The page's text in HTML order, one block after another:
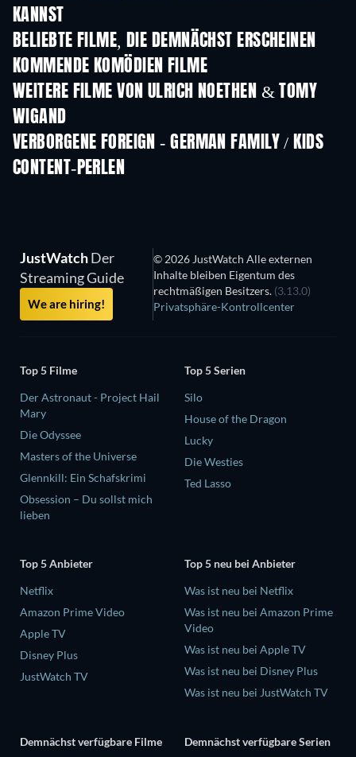
KANNST
BELIEBTE FILME, DIE DEMNÄCHST ERSCHEINEN
KOMMENDE KOMÖDIEN FILME
WEITERE FILME VON ULRICH NOETHEN & TOMY
WIGAND
VERBORGENE FOREIGN - GERMAN FAMILY / KIDS
CONTENT-PERLEN
JustWatchDer
Streaming Guide
We are hiring!
© 2026 JustWatch Alle externen
Inhalte bleiben Eigentum des
rechtmäßigen Besitzers. (3.13.0)
Privatsphäre-Kontrollcenter
Top 5 Filme
Der Astronaut - Project Hail
Mary
Die Odyssee
Masters of the Universe
Glennkill: Ein Schafskrimi
Obsession – Du sollst mich
lieben
Top 5 Serien
Silo
House of the Dragon
Lucky
Die Westies
Ted Lasso
Top 5 Anbieter
Netflix
Amazon Prime Video
Apple TV
Disney Plus
JustWatch TV
Top 5 neu bei Anbieter
Was ist neu bei Netflix
Was ist neu bei Amazon Prime
Video
Was ist neu bei Apple TV
Was ist neu bei Disney Plus
Was ist neu bei JustWatch TV
Demnächst verfügbare Filme Demnächst verfügbare Serien